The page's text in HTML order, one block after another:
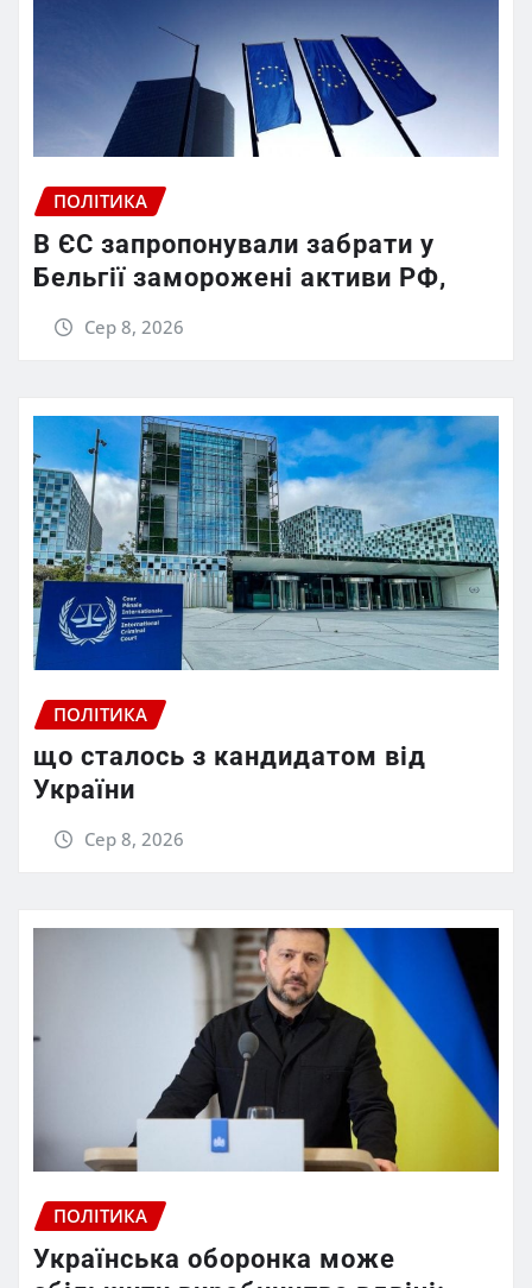
ПОЛІТИКА
В ЄС запропонували забрати у
Бельгії заморожені активи РФ,
Сер 8, 2026
ПОЛІТИКА
що сталось з кандидатом від
України
Сер 8, 2026
ПОЛІТИКА
Українська оборонка може